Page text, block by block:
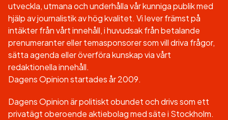
utveckla, utmana och underhålla vår kunniga publik med
hjälp av journalistik av hög kvalitet. Vi lever främst på
intäkter från vårt innehåll, i huvudsak från betalande
prenumeranter eller temasponsorer som vill driva frågor,
sätta agenda eller överföra kunskap via vårt
redaktionella innehåll.
Dagens Opinion startades år 2009.
Dagens Opinion är politiskt obundet och drivs som ett
privatägt oberoende aktiebolag med säte i Stockholm.